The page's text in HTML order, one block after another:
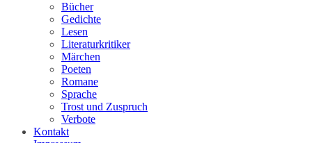
Bücher
Gedichte
Lesen
Literaturkritiker
Märchen
Poeten
Romane
Sprache
Trost und Zuspruch
Verbote
Kontakt